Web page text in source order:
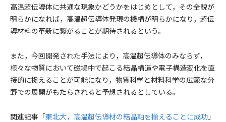
高温超伝導体に共通な現象かどうかをはじめとして，その全貌が
明らかになれば，高温超伝導体発現の機構が明らかになり，超伝
導材料の革新に繋がることが期待されるという。
また，今回開発された手法により，高温超伝導体のみならず，
様々な物質において磁場中で起こる結晶構造や電子構造変化を直
接的に捉えることが可能になり，物質科学と材料科学の広範な分
野での展開がもたらされると予想されるとしている。
関連記事「東北大，高温超伝導材の結晶軸を揃えることに成功 」